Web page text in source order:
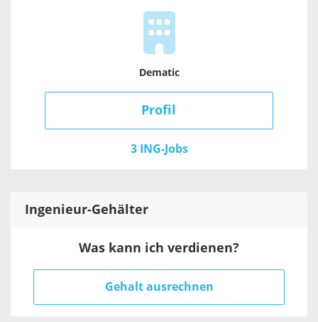
Dematic
Profil
3 ING-Jobs
Ingenieur-Gehälter
Was kann ich verdienen?
Gehalt ausrechnen